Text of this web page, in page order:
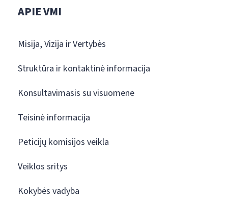
APIE VMI
Misija, Vizija ir Vertybės
Struktūra ir kontaktinė informacija
Konsultavimasis su visuomene
Teisinė informacija
Peticijų komisijos veikla
Veiklos sritys
Kokybės vadyba